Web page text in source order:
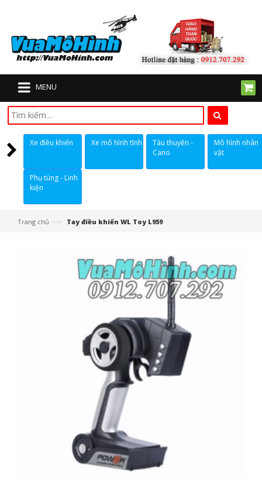
MENU
Xe điều khiển Xe mô hình tĩnh
Tàu thuyền -
Cano
Mô hình nhân
vật
Phụ tùng - Linh
kiện
Trang chủ —› Tay điều khiển WL Toy L959